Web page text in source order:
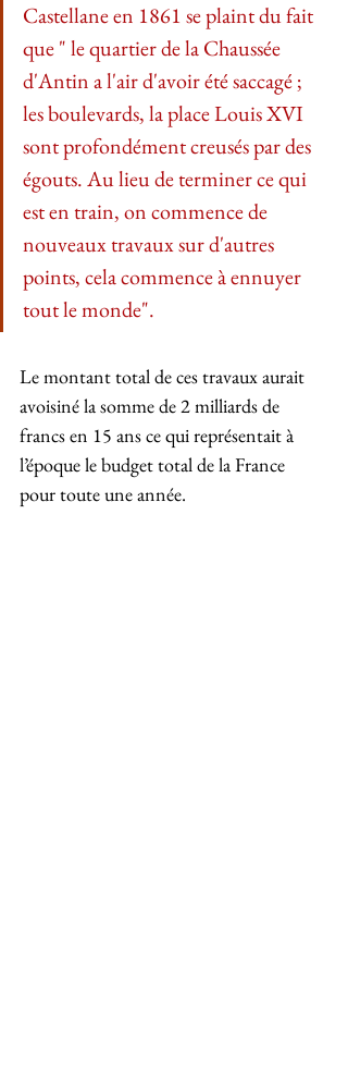
Castellane en 1861 se plaint du fait
que " le quartier de la Chaussée
d'Antin a l'air d'avoir été saccagé ;
les boulevards, la place Louis XVI
sont profondément creusés par des
égouts. Au lieu de terminer ce qui
est en train, on commence de
nouveaux travaux sur d'autres
points, cela commence à ennuyer
tout le monde".
Le montant total de ces travaux aurait
avoisiné la somme de 2 milliards de
francs en 15 ans ce qui représentait à
l’époque le budget total de la France
pour toute une année.